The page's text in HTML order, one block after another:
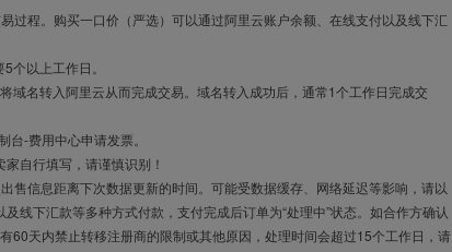
过程。购买一口价（严选）可以通过阿里云账户余额、在线支付以及线下汇
个以上工作日。
名转入阿里云从而完成交易。域名转入成功后，通常1个工作日完成交
-费用中心申请发票。
自行填写，请谨慎识别！
售信息距离下次数据更新的时间。可能受数据缓存、网络延迟等影响，请以
线下汇款等多种方式付款，支付完成后订单为“处理中”状态。如合作方确认
60天内禁止转移注册商的限制或其他原因，处理时间会超过15个工作日，请